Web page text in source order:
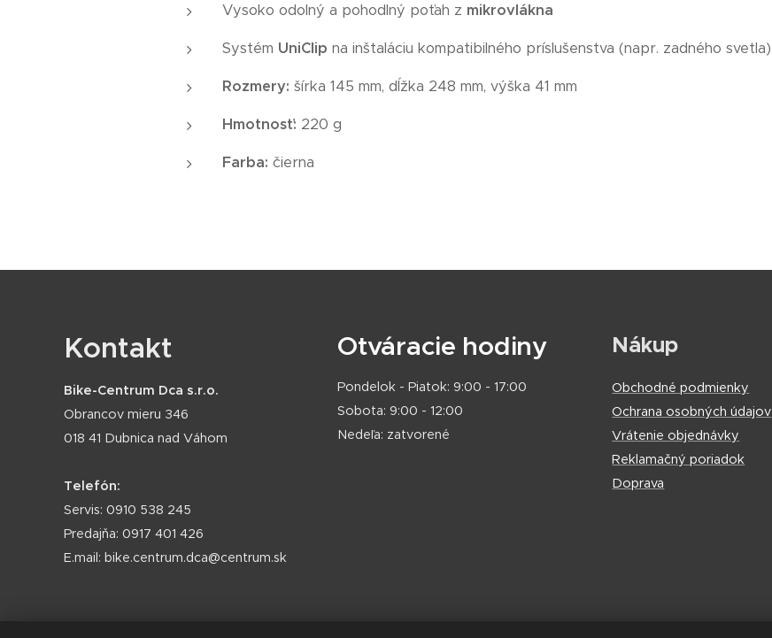
Vysoko odolný a pohodlný poťah z mikrovlákna
Systém UniClip na inštaláciu kompatibilného príslušenstva (napr. zadného svetla)
Rozmery: šírka 145 mm, dĺžka 248 mm, výška 41 mm
Hmotnosť: 220 g
Farba: čierna
Kontakt
Bike-Centrum Dca s.r.o.
Obrancov mieru 346
018 41 Dubnica nad Váhom
Telefón:
Servis: 0910 538 245
Predajňa: 0917 401 426
E.mail: bike.centrum.dca@centrum.sk
Otváracie hodiny
Pondelok - Piatok: 9:00 - 17:00
Sobota: 9:00 - 12:00
Nedeľa: zatvorené
Nákup
Obchodné podmienky
Ochrana osobných údajov
Vrátenie objednávky
Reklamačný poriadok
Doprava